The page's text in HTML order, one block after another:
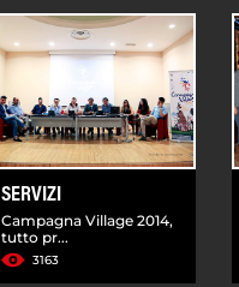
SERVIZI
Campagna Village 2014,
tutto pr...
3163